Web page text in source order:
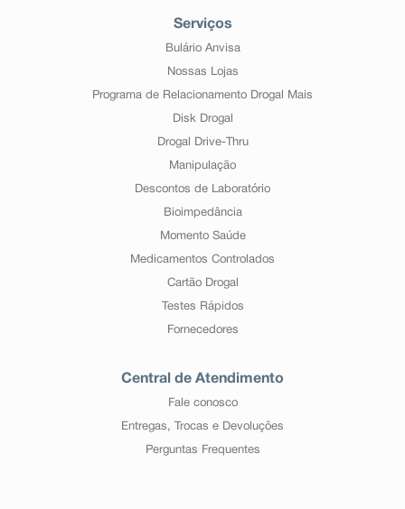
Serviços
Bulário Anvisa
Nossas Lojas
Programa de Relacionamento Drogal Mais
Disk Drogal
Drogal Drive-Thru
Manipulação
Descontos de Laboratório
Bioimpedância
Momento Saúde
Medicamentos Controlados
Cartão Drogal
Testes Rápidos
Fornecedores
Central de Atendimento
Fale conosco
Entregas, Trocas e Devoluções
Perguntas Frequentes